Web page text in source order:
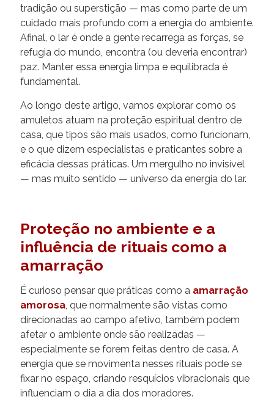
tradição ou superstição — mas como parte de um
cuidado mais profundo com a energia do ambiente.
Afinal, o lar é onde a gente recarrega as forças, se
refugia do mundo, encontra (ou deveria encontrar)
paz. Manter essa energia limpa e equilibrada é
fundamental.
Ao longo deste artigo, vamos explorar como os
amuletos atuam na proteção espiritual dentro de
casa, que tipos são mais usados, como funcionam,
e o que dizem especialistas e praticantes sobre a
eficácia dessas práticas. Um mergulho no invisível
— mas muito sentido — universo da energia do lar.
Proteção no ambiente e a
influência de rituais como a
amarração
É curioso pensar que práticas como a amarração
amorosa , que normalmente são vistas como
direcionadas ao campo afetivo, também podem
afetar o ambiente onde são realizadas —
especialmente se forem feitas dentro de casa. A
energia que se movimenta nesses rituais pode se
fixar no espaço, criando resquícios vibracionais que
influenciam o dia a dia dos moradores.